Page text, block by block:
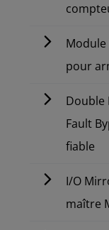
pour
Double
Fault
fiable
I/O
maître